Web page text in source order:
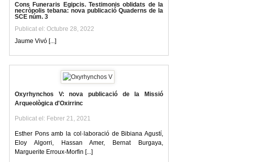
Cons Funeraris Egipcis. Testimonis oblidats de la
necròpolis tebana: nova publicació Quaderns de la
SCE núm. 3
Publicat el: Octubre 28, 2022
Jaume Vivó [...]
Oxyrhynchos V: nova publicació de la Missió
Arqueològica d'Oxirrinc
Publicat el: Febrer 21, 2021
Esther Pons amb la col·laboració de Bibiana Agustí,
Eloy Algorri, Hassan Amer, Bernat Burgaya,
Marguerite Erroux-Morfin [...]